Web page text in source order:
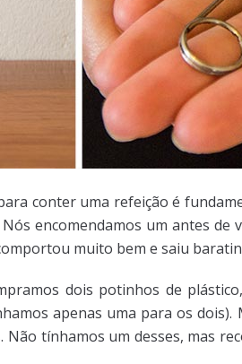
conter uma refeição é
encomendamos um antes
muito bem e saiu
dois potinhos de
apenas uma para os dois).
tínhamos um desses, mas